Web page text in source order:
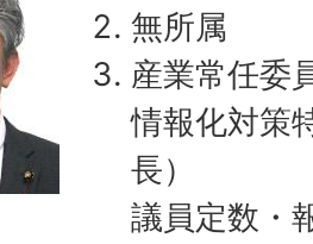
無所属
産業常任委
情報化対策
長）
議員定数・